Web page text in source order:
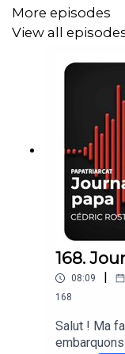
vraiment au
en parler si tu veux
Cédric
Plus
More episodes
View all
168.
08:09 |
168
Salut ! Ma